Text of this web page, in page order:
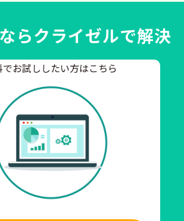
らクライゼルで解決
でお試ししたい方はこちら